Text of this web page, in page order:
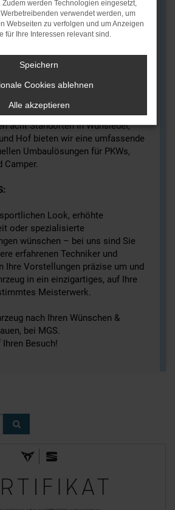
BEI DER
GRUPPE STICHT
✔ vielfältige
Motor Gruppe Sticht – Ihrem
Fahrzeugumbauten in
acht Standorten in Wunsiedel,
Hof bieten wir eine umfassende
Umbaulösungen für PKWs,
Camper.
Look, erhöhte
oder spezialisierte
wünschen – bei uns sind Sie
erfahrenen Techniker und
Ihre Vorstellungen präzise um und
in ein einzigartiges, auf Ihre
Meisterwerk.
nach Ihren Wünschen &
bei MGS.
Besuch!
Zudem werden Technologien eingesetzt,
verwendet werden, um
Webseiten zu verfolgen und um Anzeigen
für Ihre Interessen relevant sind.
Speichern
Cookies ablehnen
Alle akzeptieren